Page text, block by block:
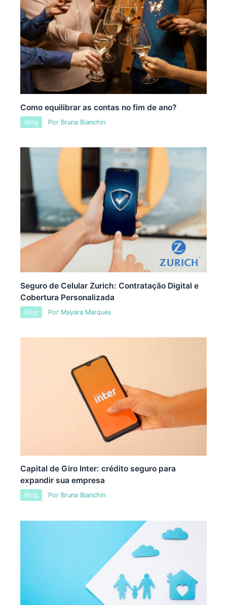
Como equilibrar as contas no fim de ano?
Blog Por Bruna Bianchin
Seguro de Celular Zurich: Contratação Digital e
Cobertura Personalizada
Blog Por Mayara Marques
Capital de Giro Inter: crédito seguro para
expandir sua empresa
Blog Por Bruna Bianchin